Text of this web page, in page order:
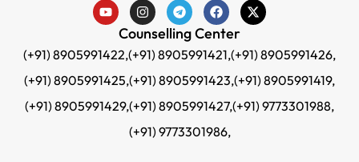
Counselling Center
(+91) 8905991422,(+91) 8905991421,(+91) 8905991426,
(+91) 8905991425,(+91) 8905991423,(+91) 8905991419,
(+91) 8905991429,(+91) 8905991427,(+91) 9773301988,
(+91) 9773301986,